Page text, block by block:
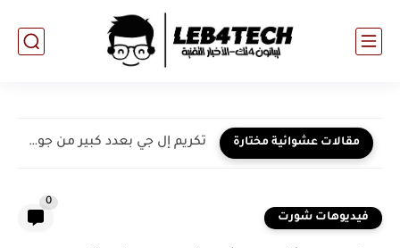
مقالات عشوائية مختارة تكريم إل جي بعدد كبير من جوائز الابتكار في معرض...
فيديوهات شورت
0